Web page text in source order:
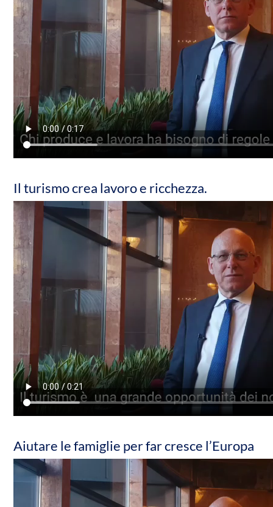
Il turismo crea lavoro e ricchezza.
Aiutare le famiglie per far cresce l’Europa